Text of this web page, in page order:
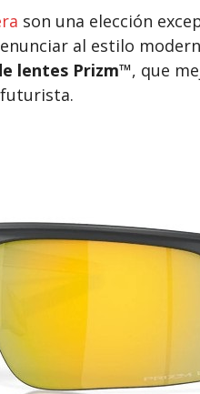
son una elección
al estilo
lentes Prizm™, que